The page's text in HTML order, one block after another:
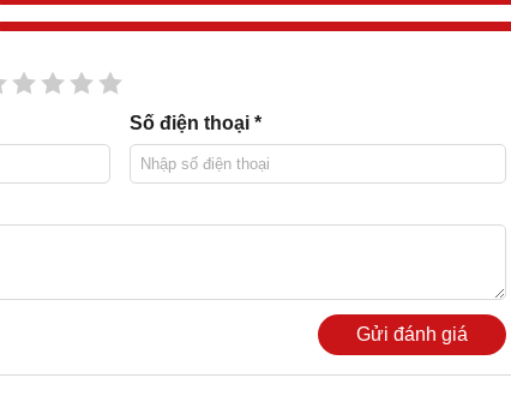
5 sao
4 sao
3 sao
2 sao
sao
Số điện thoại *
Gửi đánh giá